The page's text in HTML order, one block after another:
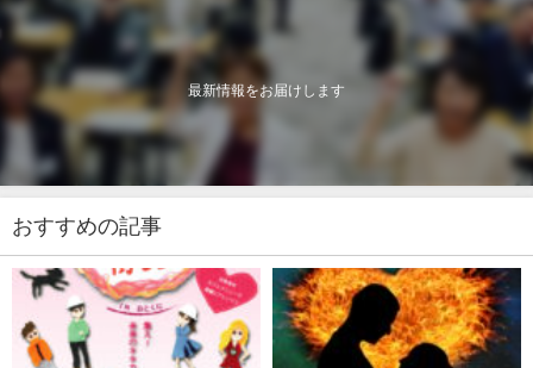
最新情報をお届けします
おすすめの記事